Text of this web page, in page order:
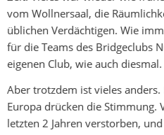
vom Wollnersaal, die
üblichen Verdächtigen. Wie
für die Teams des Bridgeclubs
eigenen Club, wie auch diesmal.
Aber trotzdem ist vieles
Europa drücken die Stimmung.
letzten 2 Jahren verstorben,